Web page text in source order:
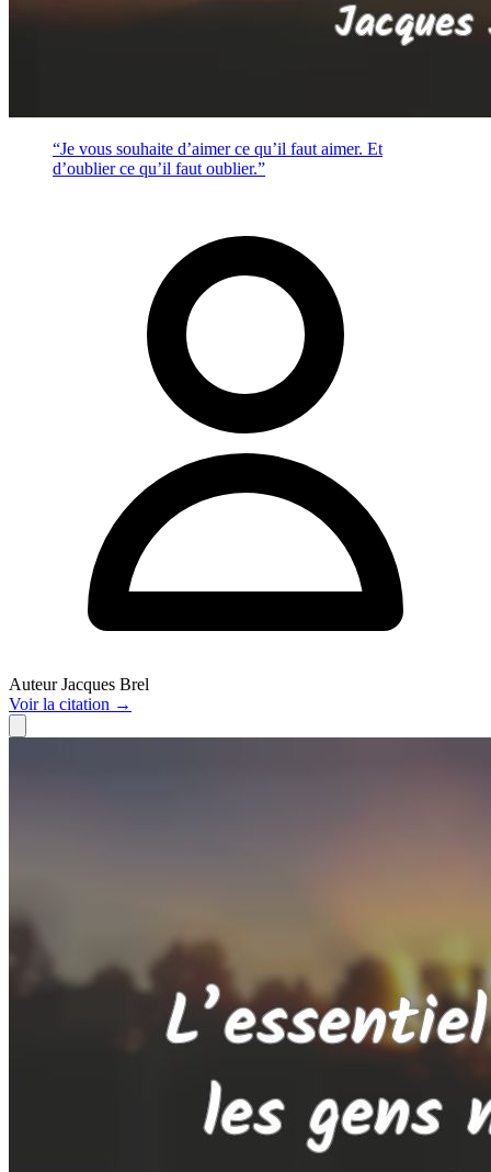
“Je vous souhaite d’aimer ce qu’il faut aimer. Et
d’oublier ce qu’il faut oublier.”
Auteur Jacques Brel
Voirla citation →